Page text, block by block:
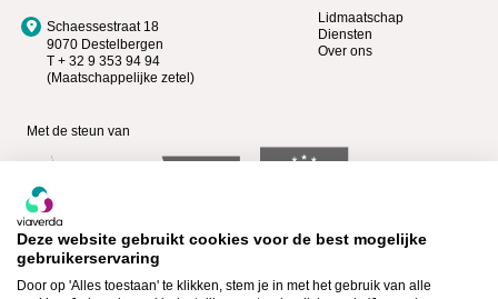
Schaessestraat 18
9070 Destelbergen
T + 32 9 353 94 94
(Maatschappelijke zetel)
Lidmaatschap
Diensten
Over ons
Met de steun van
Deze website gebruikt cookies voor de best mogelijke
gebruikerservaring
Door op 'Alles toestaan' te klikken, stem je in met het gebruik van alle